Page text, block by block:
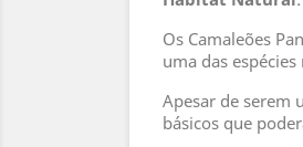
Os Camaleões
uma das
Apesar de serem
básicos que